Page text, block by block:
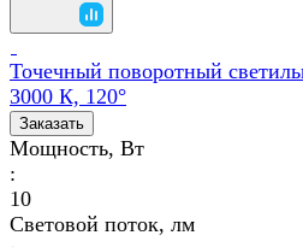
Точечный поворотный
3000 К, 120°
Заказать
Мощность, Вт
:
10
Световой поток, лм